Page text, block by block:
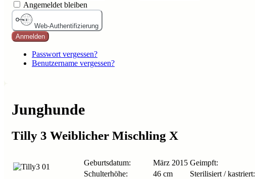
Angemeldet bleiben
Web-Authentifizierung
Anmelden
Passwort vergessen?
Benutzername vergessen?
Junghunde
Tilly 3 Weiblicher Mischling X
Geburtsdatum: März 2015 Geimpft:
Schulterhöhe:
46 cm Sterilisiert / kastriert: